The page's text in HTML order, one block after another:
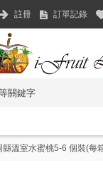
註冊 訂單記錄
縣溫室水蜜桃5-6 個裝(每